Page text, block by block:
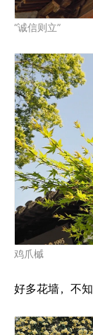
“诚信则立”
鸡爪槭
好多花墙，不知